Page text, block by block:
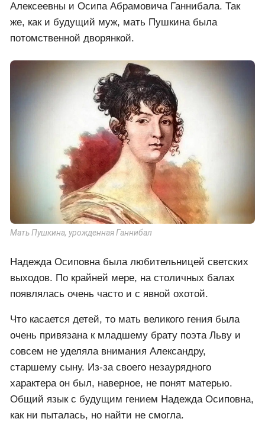
Алексеевны и Осипа Абрамовича Ганнибала. Так
же, как и будущий муж, мать Пушкина была
потомственной дворянкой.
Мать Пушкина, урожденная Ганнибал
Надежда Осиповна была любительницей светских
выходов. По крайней мере, на столичных балах
появлялась очень часто и с явной охотой.
Что касается детей, то мать великого гения была
очень привязана к младшему брату поэта Льву и
совсем не уделяла внимания Александру,
старшему сыну. Из-за своего незаурядного
характера он был, наверное, не понят матерью.
Общий язык с будущим гением Надежда Осиповна,
как ни пыталась, но найти не смогла.